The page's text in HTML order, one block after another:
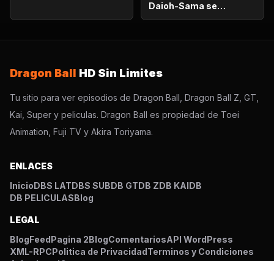
Daioh-Sama se
sorprende. Habrá que
mundo?
Dragon Ball HD Sin Limites
Tu sitio para ver episodios de Dragon Ball, Dragon Ball Z, GT,
Kai, Super y peliculas. Dragon Ball es propiedad de Toei
Animation, Fuji TV y Akira Toriyama.
ENLACES
InicioDBS LATDBS SUBDB GTDB ZDB KAIDB
DB PELICULASBlog
LEGAL
BlogFeedPagina 2BlogComentariosAPI WordPress
XML-RPCPolitica de PrivacidadTerminos y Condiciones